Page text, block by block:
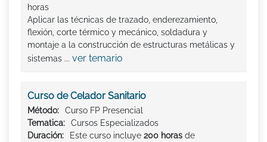
horas
Aplicar las técnicas de trazado, enderezamiento,
flexión, corte térmico y mecánico, soldadura y
montaje a la construcción de estructuras metálicas y
sistemas ... ver temario
Curso de Celador Sanitario
Método:
Curso FP Presencial
Tematica:
Cursos Especializados
Duración:
Este curso incluye 200 horas de